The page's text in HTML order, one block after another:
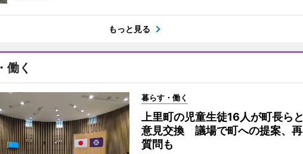
もっと見る
働く
暮らす・働く
上里町の児童生徒16人が町長らと
意見交換 議場で町への提案、再
質問も